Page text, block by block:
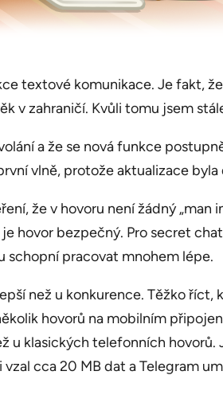
textové komunikace. Je fakt,
v zahraničí. Kvůli tomu jsem
a že se nová funkce
vlně, protože aktualizace
že v hovoru není žádný „man
hovor bezpečný. Pro secret
schopní pracovat mnohem lépe.
než u konkurence. Těžko říct,
hovorů na mobilním
u klasických telefonních hovorů.
cca 20 MB dat a Telegram